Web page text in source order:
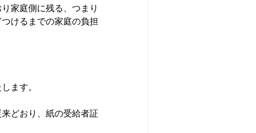
家庭側に残る、つまり
けるまでの家庭の負担
ます。
どおり、紙の受給者証